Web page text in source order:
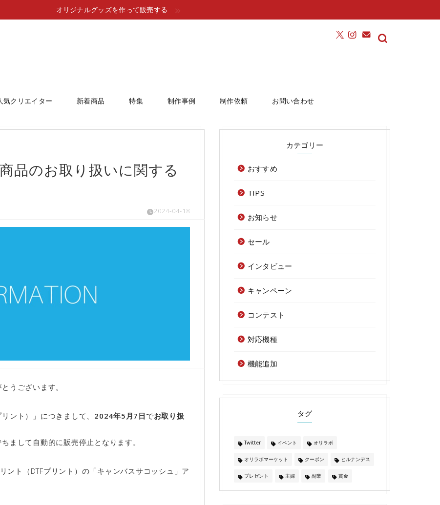
オリジナルグッズを作って販売する
気クリエイター 新着商品 特集 制作事例 制作依頼 お問い合わせ
品のお取り扱いに関する
2024-04-18
うございます。
ント）」につきまして、 2024年5月7日 でお取り扱
まして自動的に販売停止となります。
ント（DTFプリント）の「キャンバスサコッシュ」ア
カテゴリー
おすすめ
TIPS
お知らせ
セール
インタビュー
キャンペーン
コンテスト
対応機種
機能追加
タグ
Twitter イベント オリラボ
オリラボマーケット クーポン ヒルナンデス
プレゼント 主婦 副業 賞金